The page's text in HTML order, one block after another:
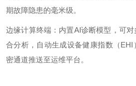
期故障隐患的毫米级。
边缘计算终端：内置AI诊断模型，可
合分析，自动生成设备健康指数（EHI
密通道推送至运维平台。